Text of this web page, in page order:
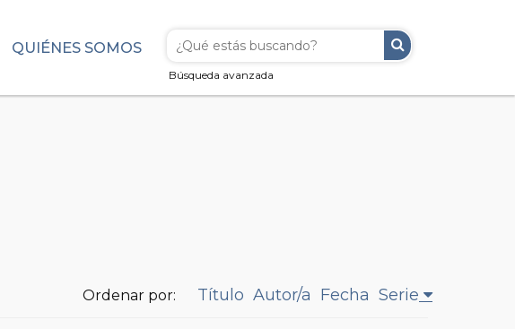
Búsqueda avanzada
QUIÉNES SOMOS
Ordenar por: Título Autor/a Fecha Serie